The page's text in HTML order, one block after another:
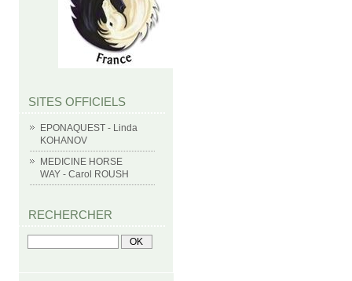
SITES OFFICIELS
EPONAQUEST - Linda
KOHANOV
MEDICINE HORSE
WAY - Carol ROUSH
RECHERCHER